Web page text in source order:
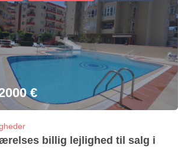
€
billig lejlighed til salg i